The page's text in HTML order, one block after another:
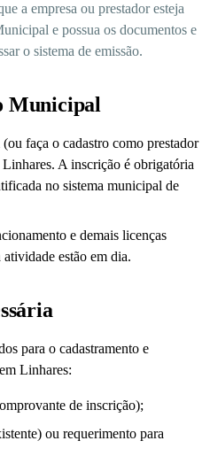
a empresa ou prestador esteja
e possua os documentos e
o sistema de emissão.
Municipal
faça o cadastro como prestador
A inscrição é obrigatória
no sistema municipal de
e demais licenças
estão em dia.
para o cadastramento e
Linhares:
de inscrição);
ou requerimento para